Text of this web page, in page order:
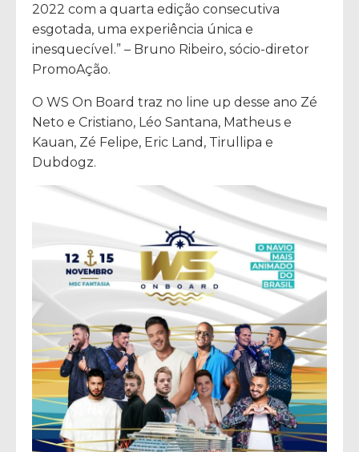
2022 com a quarta edição consecutiva
esgotada, uma experiência única e
inesquecível.” – Bruno Ribeiro, sócio-diretor
PromoAção.
O WS On Board traz no line up desse ano Zé
Neto e Cristiano, Léo Santana, Matheus e
Kauan, Zé Felipe, Eric Land, Tirullipa e
Dubdogz.